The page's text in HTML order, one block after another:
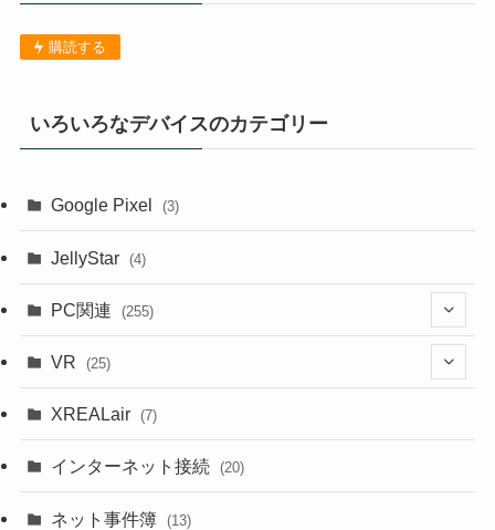
購読する
いろいろなデバイスのカテゴリー
Google Pixel (3)
JellyStar (4)
PC関連 (255)
(9)
(1)
VR (25)
(18)
(13)
XREALair (7)
インターネット接続 (20)
ネット事件簿 (13)